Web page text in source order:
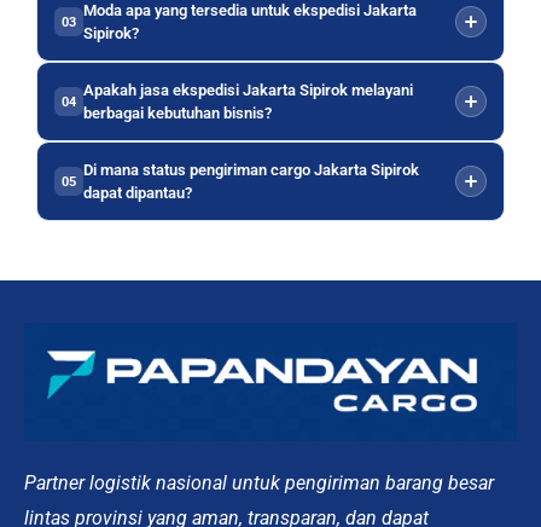
03
Moda apa yang tersedia untuk ekspedisi Jakarta
Sipirok?
04
Apakah jasa ekspedisi Jakarta Sipirok melayani
berbagai kebutuhan bisnis?
05
Di mana status pengiriman cargo Jakarta Sipirok
dapat dipantau?
Partner logistik nasional untuk pengiriman barang besar
lintas provinsi yang aman, transparan, dan dapat